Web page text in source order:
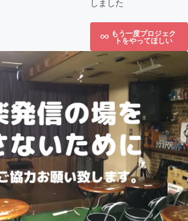
しました
もう一度プロジェク
トをやってほしい